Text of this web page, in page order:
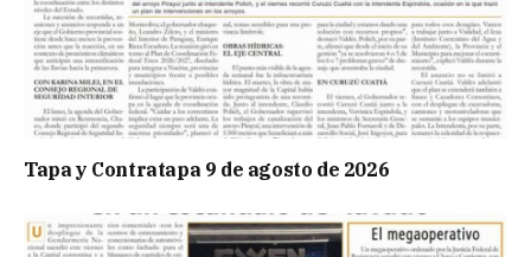
Tapa y Contratapa 9 de agosto de 2026